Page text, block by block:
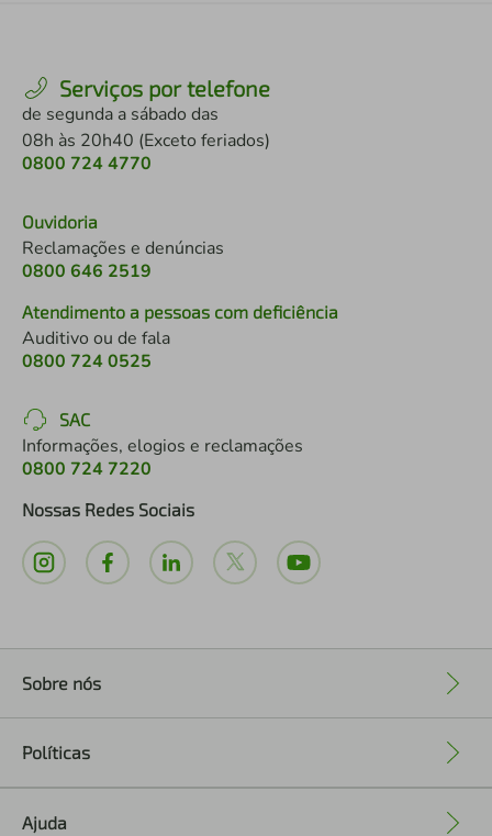
Serviços por telefone
de segunda a sábado das
08h às 20h40 (Exceto feriados)
0800 724 4770
Ouvidoria
Reclamações e denúncias
0800 646 2519
Atendimento a pessoas com deficiência
Auditivo ou de fala
0800 724 0525
SAC
Informações, elogios e reclamações
0800 724 7220
Nossas Redes Sociais
Sobre nós
Políticas
Ajuda